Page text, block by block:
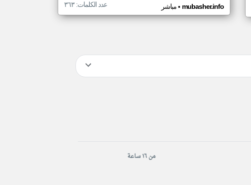
مباشر• mubasher.info عدد الكلمات: ٣٦٣
من ١٦ ساعة